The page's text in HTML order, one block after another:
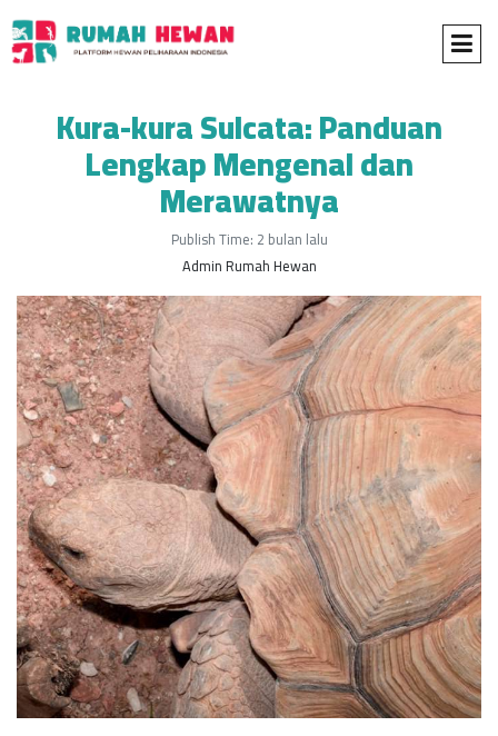
Kura-kura Sulcata: Panduan
Lengkap Mengenal dan
Merawatnya
Publish Time: 2 bulan lalu
Admin Rumah Hewan